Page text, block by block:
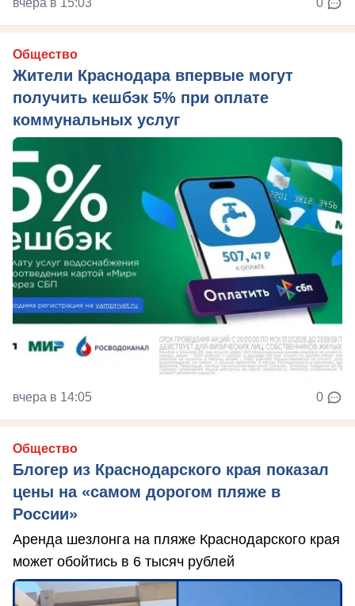
Общество
Жители Краснодара впервые могут
получить кешбэк 5% при оплате
коммунальных услуг
вчера в 14:05 0
Общество
Блогер из Краснодарского края показал
цены на «самом дорогом пляже в
России»
Аренда шезлонга на пляже Краснодарского края
может обойтись в 6 тысяч рублей